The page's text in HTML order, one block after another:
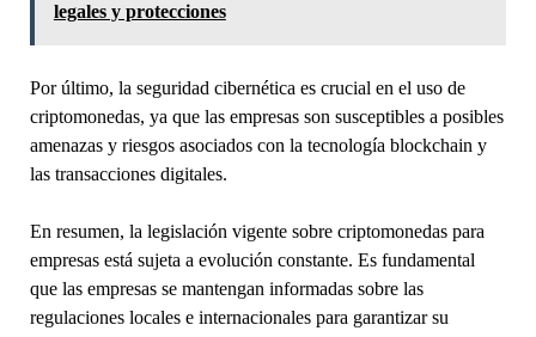
legales y protecciones
Por último, la seguridad cibernética es crucial en el uso de
criptomonedas, ya que las empresas son susceptibles a posibles
amenazas y riesgos asociados con la tecnología blockchain y
las transacciones digitales.
En resumen, la legislación vigente sobre criptomonedas para
empresas está sujeta a evolución constante. Es fundamental
que las empresas se mantengan informadas sobre las
regulaciones locales e internacionales para garantizar su